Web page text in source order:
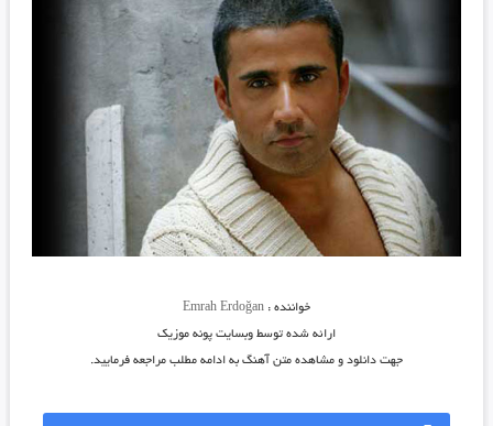
خواننده : Emrah Erdoğan
ارائه شده توسط وبسایت پونه موزیک
جهت دانلود و مشاهده متن آهنگ به ادامه مطلب مراجعه فرمایید.